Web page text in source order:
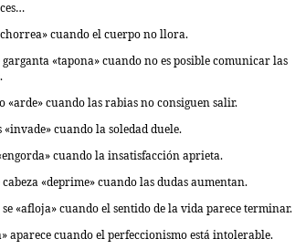
cuando el cuerpo no llora.
«tapona» cuando no es posible comunicar las
«arde» cuando las rabias no consiguen salir.
«invade» cuando la soledad duele.
cuando la insatisfacción aprieta.
«deprime» cuando las dudas aumentan.
«afloja» cuando el sentido de la vida parece terminar.
aparece cuando el perfeccionismo está intolerable.